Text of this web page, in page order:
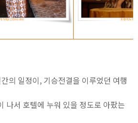
의 일정이, 기승전결을 이루었던 여행
나서 호텔에 누워 있을 정도로 아팠는